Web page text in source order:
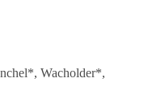
Wacholder*,